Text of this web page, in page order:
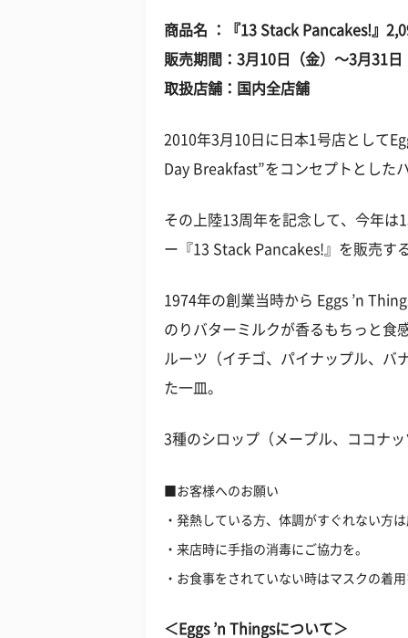
商品名 ：『13 Stack Pancakes!』
販売期間：3月10日（金）～3月31日
取扱店舗：国内全店舗
2010年3月10日に日本1号店として
Day Breakfast”をコンセプトとした
その上陸13周年を記念して、今年は
ー『13 Stack Pancakes!』を販売す
1974年の創業当時から Eggs ’n
のりバターミルクが香るもちっと食
ルーツ（イチゴ、パイナップル、バ
た一皿。
3種のシロップ（メープル、ココナ
■お客様へのお願い
・発熱している方、体調がすぐれない方
・来店時に手指の消毒にご協力を。
・お食事をされていない時はマスクの着
＜Eggs ’n Thingsについて＞